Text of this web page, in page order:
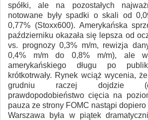
spółki, ale na pozostałych
notowane były spadki o skali od
0,77% (Stoxx600). Amerykańska
październiku okazała się lepsza od
vs. prognozy 0,3% m/m, rewizja
0,4% m/m do 0,8% m/m), ale
amerykańskiego długu po
krótkotrwały. Rynek wciąż wycenia,
grudniu raczej dojdzie
prawdopodobieństwo cięcia na
pauza ze strony FOMC nastąpi dopiero
Warszawa była w piątek